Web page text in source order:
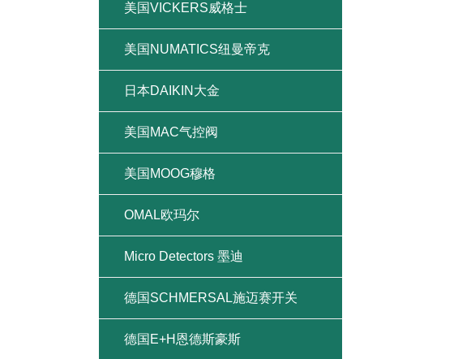
美国VICKERS威格士
美国NUMATICS纽曼帝克
日本DAIKIN大金
美国MAC气控阀
美国MOOG穆格
OMAL欧玛尔
Micro Detectors 墨迪
德国SCHMERSAL施迈赛开关
德国E+H恩德斯豪斯